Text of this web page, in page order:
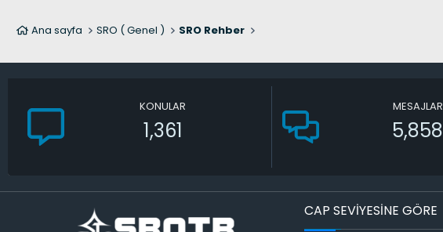
Ana sayfa SRO ( Genel ) SRO Rehber
KONULAR
1,361
MESAJLAR
5,858
CAP SEVİYESİNE GÖRE